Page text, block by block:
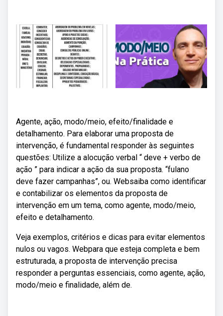
Agente, ação, modo/meio, efeito/finalidade e
detalhamento. Para elaborar uma proposta de
intervenção, é fundamental responder às seguintes
questões: Utilize a alocução verbal “ deve + verbo de
ação ” para indicar a ação da sua proposta. “fulano
deve fazer campanhas”, ou. Websaiba como identificar
e contabilizar os elementos da proposta de
intervenção em um tema, como agente, modo/meio,
efeito e detalhamento.
Veja exemplos, critérios e dicas para evitar elementos
nulos ou vagos. Webpara que esteja completa e bem
estruturada, a proposta de intervenção precisa
responder a perguntas essenciais, como agente, ação,
modo/meio e finalidade, além de.